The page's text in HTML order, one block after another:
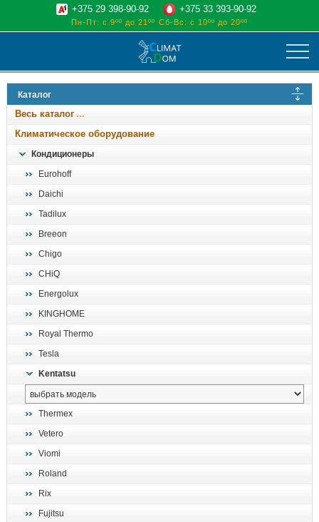
климат
отопительные котлы
водоснабжение
+375 29 398-90-92 +375 33 393-90-92
Пн-Пт: с 9ºº до 21ºº Сб-Вс: с 10ºº до 20ºº
Каталог
Весь каталог
Климатическое оборудование
Кондиционеры
Eurohoff
Daichi
Tadilux
Breeon
Chigo
CHiQ
Energolux
KINGHOME
Royal Thermo
Tesla
Kentatsu
Thermex
Vetero
Viomi
Roland
Rix
Fujitsu